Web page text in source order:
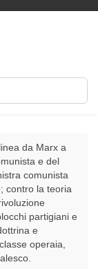
da Marx a
e del
comunista
contro la teoria
partigiani e
e
operaia,